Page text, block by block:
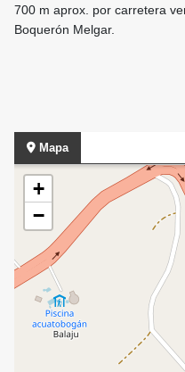
700 m aprox. por carretera
Boquerón Melgar.
Mapa
+
−